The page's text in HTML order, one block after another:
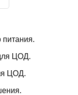
питания.
ЦОД.
ЦОД.